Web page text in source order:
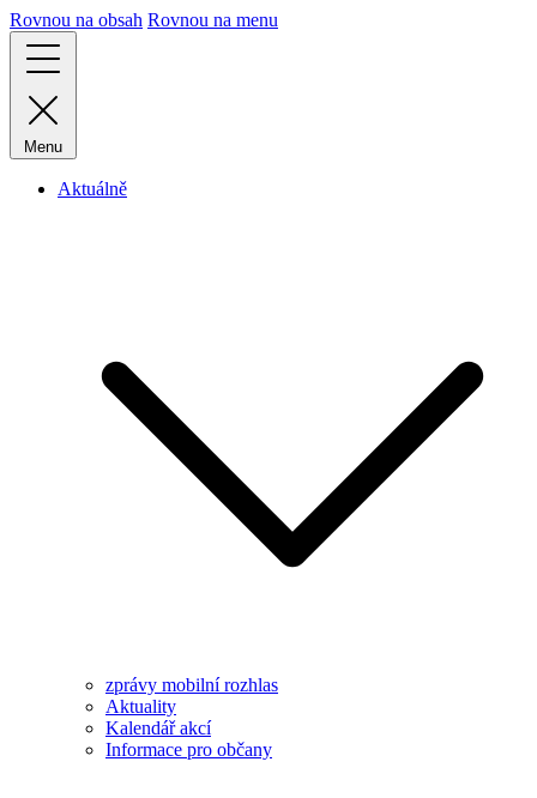
Rovnou na obsah Rovnou na menu
Menu
Aktuálně
zprávy mobilní rozhlas
Aktuality
Kalendář akcí
Informace pro občany